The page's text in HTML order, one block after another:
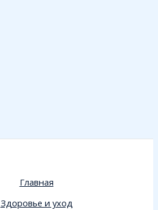
Главная
Здоровье и уход